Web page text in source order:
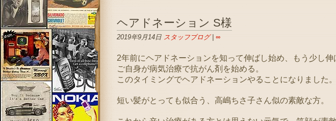
ヘアドネーション S様
2019年9月14日 スタッフブログ| ∞
2年前にヘアドネーションを知って伸ばし始め、もう少し
ご自身が病気治療で抗がん剤を始める。
このタイミングでヘアドネーションやることになりました。
短い髪がとっても似合う、高嶋ちさ子さん似の素敵な方。